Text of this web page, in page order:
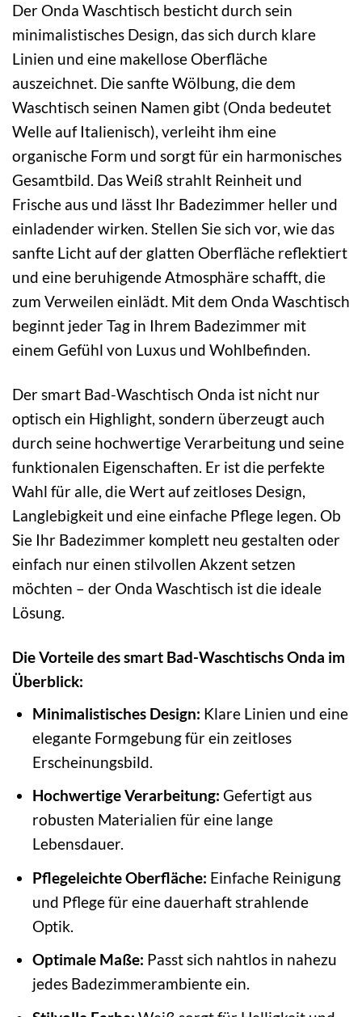
Der Onda Waschtisch besticht durch sein
minimalistisches Design, das sich durch klare
Linien und eine makellose Oberfläche
auszeichnet. Die sanfte Wölbung, die dem
Waschtisch seinen Namen gibt (Onda bedeutet
Welle auf Italienisch), verleiht ihm eine
organische Form und sorgt für ein harmonisches
Gesamtbild. Das Weiß strahlt Reinheit und
Frische aus und lässt Ihr Badezimmer heller und
einladender wirken. Stellen Sie sich vor, wie das
sanfte Licht auf der glatten Oberfläche reflektiert
und eine beruhigende Atmosphäre schafft, die
zum Verweilen einlädt. Mit dem Onda Waschtisch
beginnt jeder Tag in Ihrem Badezimmer mit
einem Gefühl von Luxus und Wohlbefinden.
Der smart Bad-Waschtisch Onda ist nicht nur
optisch ein Highlight, sondern überzeugt auch
durch seine hochwertige Verarbeitung und seine
funktionalen Eigenschaften. Er ist die perfekte
Wahl für alle, die Wert auf zeitloses Design,
Langlebigkeit und eine einfache Pflege legen. Ob
Sie Ihr Badezimmer komplett neu gestalten oder
einfach nur einen stilvollen Akzent setzen
möchten – der Onda Waschtisch ist die ideale
Lösung.
Die Vorteile des smart Bad-Waschtischs Onda im
Überblick:
Minimalistisches Design: Klare Linien und eine
elegante Formgebung für ein zeitloses
Erscheinungsbild.
Hochwertige Verarbeitung: Gefertigt aus
robusten Materialien für eine lange
Lebensdauer.
Pflegeleichte Oberfläche: Einfache Reinigung
und Pflege für eine dauerhaft strahlende
Optik.
Optimale Maße: Passt sich nahtlos in nahezu
jedes Badezimmerambiente ein.